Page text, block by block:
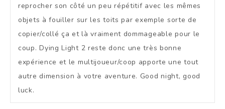
reprocher son côté un peu répétitif avec les mêmes
objets à fouiller sur les toits par exemple sorte de
copier/collé ça et là vraiment dommageable pour le
coup. Dying Light 2 reste donc une très bonne
expérience et le multijoueur/coop apporte une tout
autre dimension à votre aventure. Good night, good
luck.